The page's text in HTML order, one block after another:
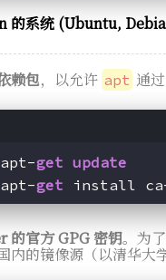
的系统 (Ubuntu,
赖包，以允许 apt 通
get update
get install
的官方 GPG 密钥。为
内的镜像源（以清华大